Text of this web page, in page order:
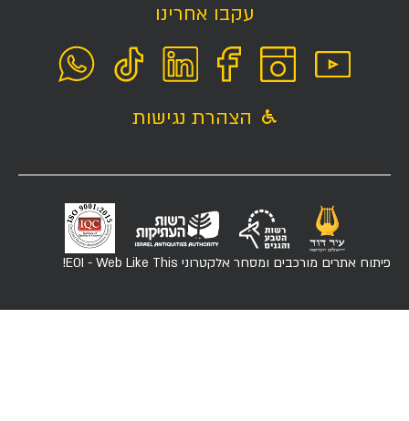
עקבו אחרינו
הצהרת נגישות
פיתוח אתרים מורכבים ומסחר אלקטרוני EOI - Web Like This!